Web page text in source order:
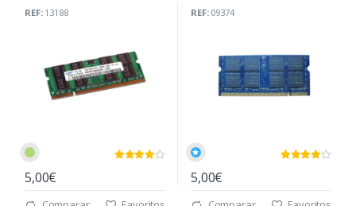
REF:13188
5,00€
REF:09374
5,00€